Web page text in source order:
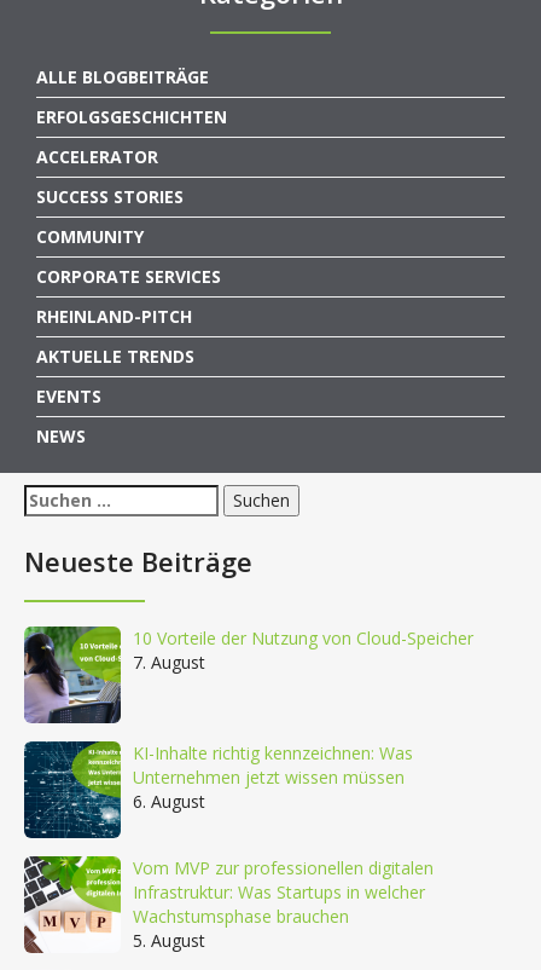
ALLE BLOGBEITRÄGE
ERFOLGSGESCHICHTEN
ACCELERATOR
SUCCESS STORIES
COMMUNITY
CORPORATE SERVICES
RHEINLAND-PITCH
AKTUELLE TRENDS
EVENTS
NEWS
Suchen
nach:
Neueste Beiträge
10 Vorteile der Nutzung von Cloud-Speicher
7. August
KI-Inhalte richtig kennzeichnen: Was
Unternehmen jetzt wissen müssen
6. August
Vom MVP zur professionellen digitalen
Infrastruktur: Was Startups in welcher
Wachstumsphase brauchen
5. August